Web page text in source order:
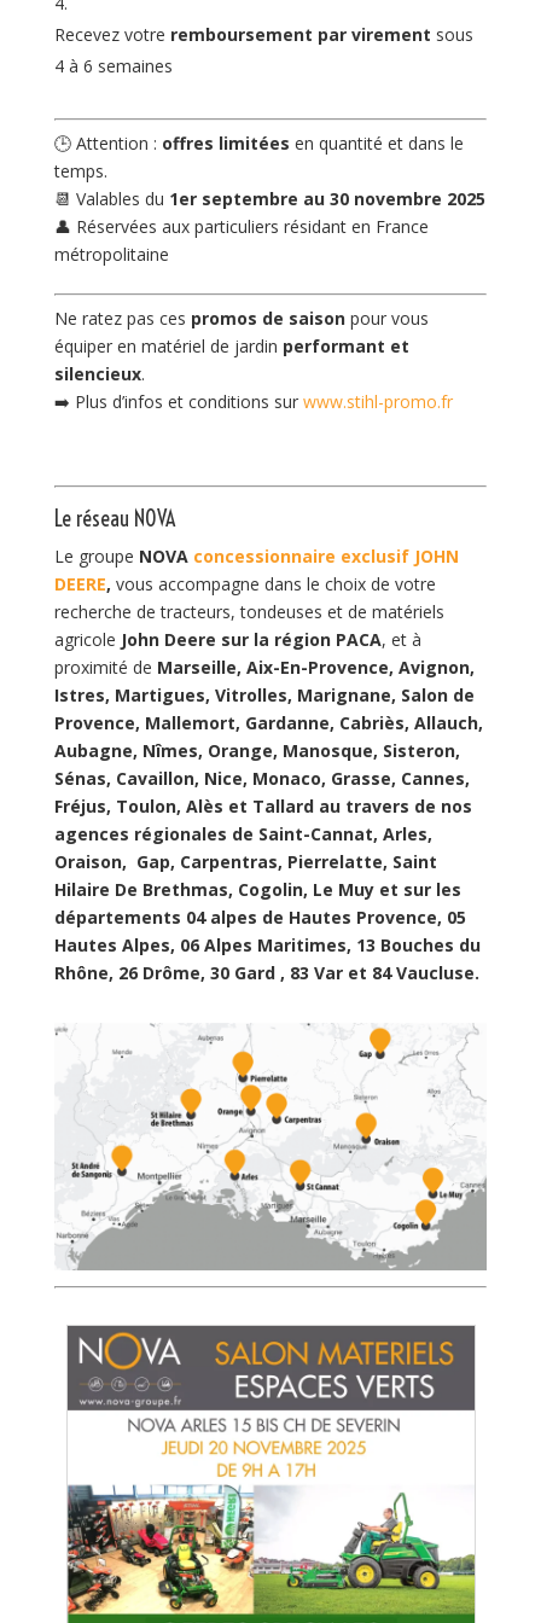
Recevez votre remboursement par virement sous
4 à 6 semaines
🕒 Attention : offres limitées en quantité et dans le
temps.
📆 Valables du 1er septembre au 30 novembre 2025
👤 Réservées aux particuliers résidant en France
métropolitaine
Ne ratez pas ces promos de saisonpour vous
équiper en matériel de jardin performant et
silencieux.
➡️ Plus d’infos et conditions sur www.stihl-promo.fr
Le réseau NOVA
Le groupe NOVA concessionnaire exclusif JOHN
DEERE, vous accompagne dans le choix de votre
recherche de tracteurs, tondeuses et de matériels
agricole John Deere sur la région PACA, et à
proximité de Marseille, Aix-En-Provence, Avignon,
Istres, Martigues, Vitrolles, Marignane, Salon de
Provence, Mallemort, Gardanne, Cabriès, Allauch,
Aubagne, Nîmes, Orange, Manosque, Sisteron,
Sénas, Cavaillon, Nice, Monaco, Grasse, Cannes,
Fréjus, Toulon, Alès et Tallard au travers de nos
agences régionales de Saint-Cannat, Arles,
Oraison, Gap, Carpentras, Pierrelatte, Saint
Hilaire De Brethmas, Cogolin, Le Muy et sur les
départements 04 alpes de Hautes Provence, 05
Hautes Alpes, 06 Alpes Maritimes, 13 Bouches du
Rhône, 26 Drôme, 30 Gard , 83 Var et 84 Vaucluse.